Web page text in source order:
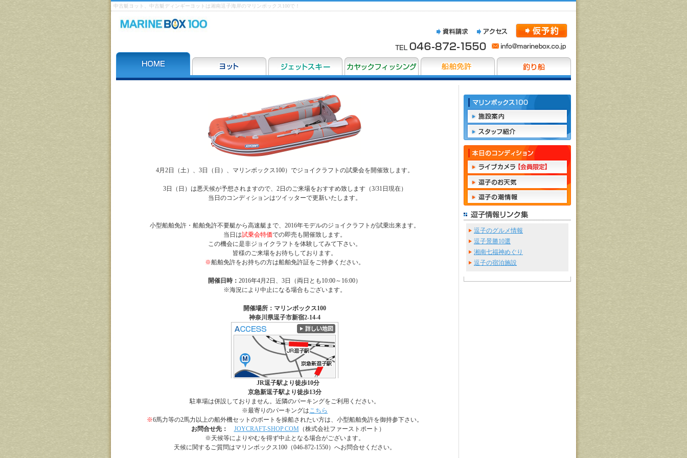
中古艇ヨット、中古艇ディンギーヨットは湘南逗子海岸のマリンボックス100で！
4月2日（土）、3日（日）、マリンボックス100）でジョイクラフトの試乗会を開催致します。
3日（日）は悪天候が予想されますので、2日のご来場をおすすめ致します（3/31日現在）
当日のコンディションはツイッターで更新いたします。
小型船舶免許・船舶免許不要艇から高速艇まで、2016年モデルのジョイクラフトが試乗出来ます。
当日は試乗会特価での即売も開催致します。
この機会に是非ジョイクラフトを体験してみて下さい。
皆様のご来場をお待ちしております。
※船舶免許をお持ちの方は船舶免許証をご持参ください。
開催日時： 2016年4月2日、3日（両日とも10:00～16:00）
※海況により中止になる場合もございます。
開催場所：マリンボックス100
神奈川県逗子市新宿2-14-4
JR逗子駅より徒歩10分
京急新逗子駅より徒歩13分
駐車場は併設しておりません。近隣のパーキングをご利用ください。
※最寄りのパーキングはこちら
※6馬力等の2馬力以上の船外機セットのボートを操船されたい方は、小型船舶免許を御持参下さい。
お問合せ先：
JOYCRAFT-SHOP.COM （株式会社ファーストポート）
※天候等によりやむを得ず中止となる場合がございます。
天候に関するご質問はマリンボックス100（046-872-1550）へお問合せください。
逗子のグルメ情報
逗子景勝10選
湘南七福神めぐり
逗子の宿泊施設